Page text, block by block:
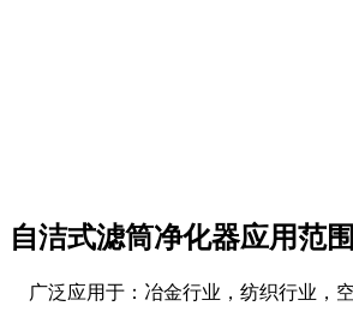
自洁式滤筒净化器应用范围
广泛应用于：冶金行业，纺织行业，